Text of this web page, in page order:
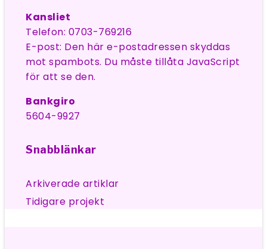
Kansliet
Telefon: 0703-769216
E-post: Den här e-postadressen skyddas
mot spambots. Du måste tillåta JavaScript
för att se den.
Bankgiro
5604-9927
Snabblänkar
Arkiverade artiklar
Tidigare projekt